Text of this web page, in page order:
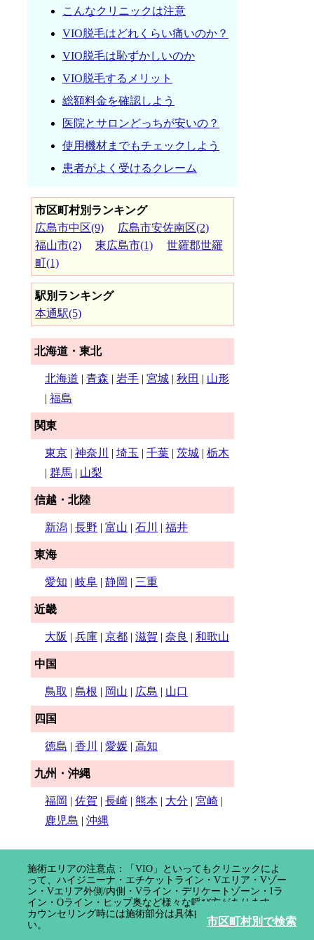
こんなクリニックは注意
VIO脱毛はどれくらい痛いのか？
VIO脱毛は恥ずかしいのか
VIO脱毛するメリット
総額料金を確認しよう
医院とサロンどっちが安いの？
使用機材までもチェックしよう
患者がよく受けるクレーム
市区町村別で検索
市区町村別ランキング
広島市中区(9)
広島市安佐南区(2)
福山市(2)
東広島市(1)
世羅郡世羅
町(1)
駅別ランキング
本通駅(5)
北海道・東北
北海道 | 青森 | 岩手 | 宮城 | 秋田 | 山形
| 福島
関東
東京 | 神奈川 | 埼玉 | 千葉 | 茨城 | 栃木
| 群馬 | 山梨
信越・北陸
新潟 | 長野 | 富山 | 石川 | 福井
東海
愛知 | 岐阜 | 静岡 | 三重
近畿
大阪 | 兵庫 | 京都 | 滋賀 | 奈良 | 和歌山
中国
鳥取 | 島根 | 岡山 | 広島 | 山口
四国
徳島 | 香川 | 愛媛 | 高知
九州・沖縄
福岡 | 佐賀 | 長崎 | 熊本 | 大分 | 宮崎 |
鹿児島 | 沖縄
施術エリアの注意点：「VIO」といってもクリニックによ
って、ハイジニーナ・エチケットライン・Vエリア・Vゾー
ン・Vエリア外側/内側・Vライン・デリケートゾーン・Iラ
イン・Oライン・ヒップ奥など様々な呼び方があります。
カウンセリング時には施術部分は具体的に確認してくださ
い。